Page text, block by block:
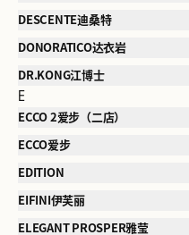
DESCENTE迪桑特
DONORATICO达衣岩
DR.KONG江博士
E
ECCO 2爱步（二店）
ECCO爱步
EDITION
EIFINI伊芙丽
ELEGANT PROSPER雅莹